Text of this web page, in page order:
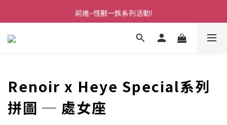
前進~怪獸一族系列活動!
前進~怪獸一族系列活動!
分享美好時光 ∣ APP好友推薦
Renoir x Heye Special系列
拼圖 ─ 處女座